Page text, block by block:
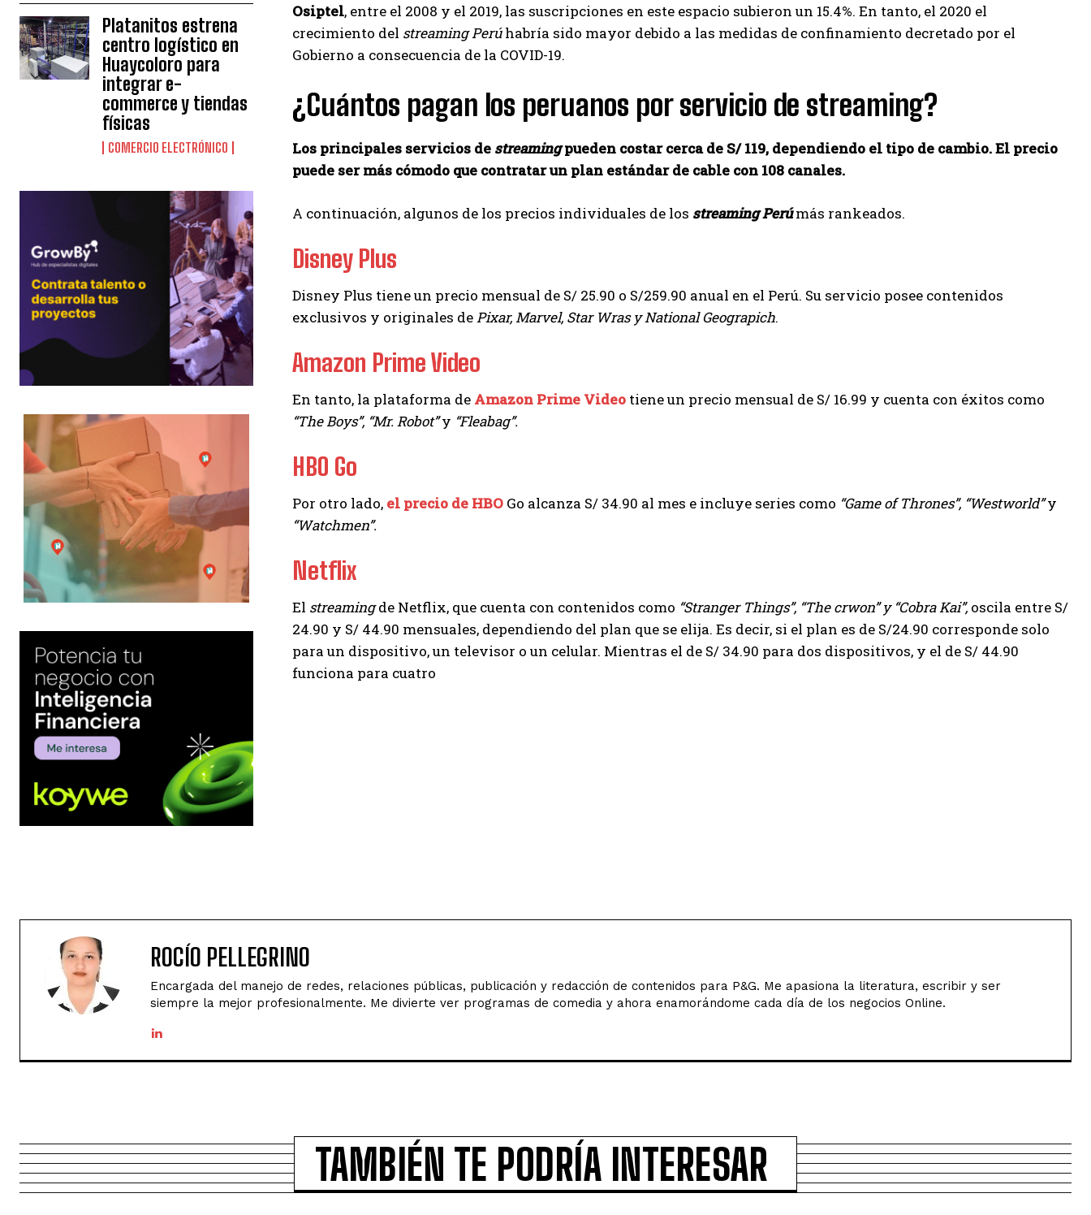
Platanitos estrena
centro logístico en
Huaycoloro para
integrar e-
commerce y tiendas
físicas
COMERCIO ELECTRÓNICO
Osiptel, entre el 2008 y el 2019, las suscripciones en este espacio subieron un 15.4%. En tanto, el 2020 el
crecimiento del streaming Perúhabría sido mayor debido a las medidas de confinamiento decretado por el
Gobierno a consecuencia de la COVID-19.
¿Cuántos pagan los peruanos por servicio de streaming?
Los principales servicios de streamingpueden costar cerca de S/ 119, dependiendo el tipo de cambio. El precio
puede ser más cómodo que contratar un plan estándar de cable con 108 canales.
A continuación, algunos de los precios individuales de los streaming Perúmás rankeados.
Disney Plus
Disney Plus tiene un precio mensual de S/ 25.90 o S/259.90 anual en el Perú. Su servicio posee contenidos
exclusivos y originales de Pixar, Marvel, Star Wras y National Geograpich.
Amazon Prime Video
En tanto, la plataforma de Amazon Prime Video tiene un precio mensual de S/ 16.99 y cuenta con éxitos como
“The Boys”, “Mr. Robot”y “Fleabag”.
HBO Go
Por otro lado, el precio de HBO Go alcanza S/ 34.90 al mes e incluye series como “Game of Thrones”, “Westworld”y
“Watchmen”.
Netflix
El streamingde Netflix, que cuenta con contenidos como “Stranger Things”, “The crwon” y “Cobra Kai”, oscila entre S/
24.90 y S/ 44.90 mensuales, dependiendo del plan que se elija. Es decir, si el plan es de S/24.90 corresponde solo
para un dispositivo, un televisor o un celular. Mientras el de S/ 34.90 para dos dispositivos, y el de S/ 44.90
funciona para cuatro
ROCÍO PELLEGRINO
Encargada del manejo de redes, relaciones públicas, publicación y redacción de contenidos para P&G. Me apasiona la literatura, escribir y ser
siempre la mejor profesionalmente. Me divierte ver programas de comedia y ahora enamorándome cada día de los negocios Online.
TAMBIÉN TE PODRÍA INTERESAR